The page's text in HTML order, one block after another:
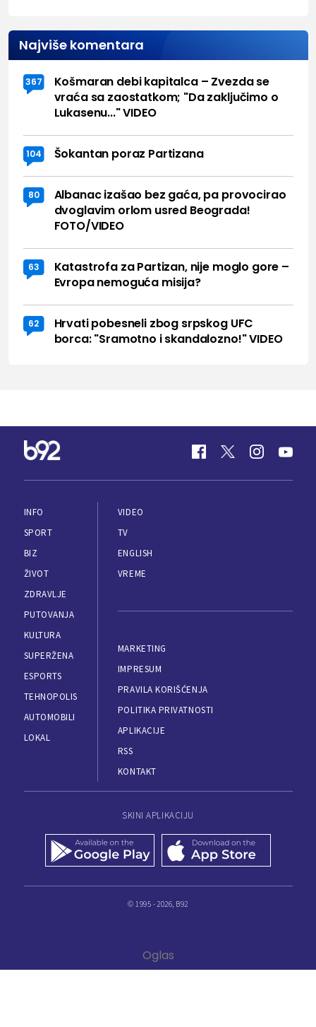
Najviše komentara
367
Košmaran debi kapitalca – Zvezda se
vraća sa zaostatkom; "Da zaključimo o
Lukasenu..." VIDEO
104 Šokantan poraz Partizana
80
Albanac izašao bez gaća, pa provocirao
dvoglavim orlom usred Beograda!
FOTO/VIDEO
63
Katastrofa za Partizan, nije moglo gore –
Evropa nemoguća misija?
62
Hrvati pobesneli zbog srpskog UFC
borca: "Sramotno i skandalozno!" VIDEO
INFO
SPORT
BIZ
ŽIVOT
ZDRAVLJE
PUTOVANJA
KULTURA
SUPERŽENA
ESPORTS
TEHNOPOLIS
AUTOMOBILI
LOKAL
VIDEO
TV
ENGLISH
VREME
MARKETING
IMPRESUM
PRAVILA KORIŠĆENJA
POLITIKA PRIVATNOSTI
APLIKACIJE
RSS
KONTAKT
SKINI APLIKACIJU
© 1995 - 2026, B92